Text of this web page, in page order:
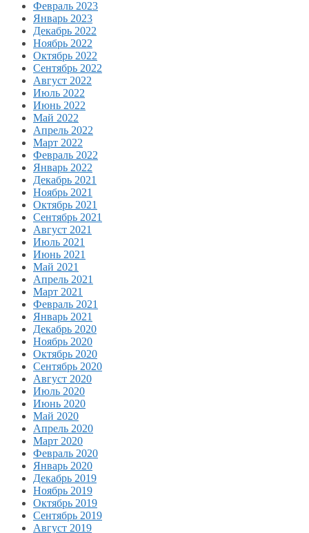
Февраль 2023
Январь 2023
Декабрь 2022
Ноябрь 2022
Октябрь 2022
Сентябрь 2022
Август 2022
Июль 2022
Июнь 2022
Май 2022
Апрель 2022
Март 2022
Февраль 2022
Январь 2022
Декабрь 2021
Ноябрь 2021
Октябрь 2021
Сентябрь 2021
Август 2021
Июль 2021
Июнь 2021
Май 2021
Апрель 2021
Март 2021
Февраль 2021
Январь 2021
Декабрь 2020
Ноябрь 2020
Октябрь 2020
Сентябрь 2020
Август 2020
Июль 2020
Июнь 2020
Май 2020
Апрель 2020
Март 2020
Февраль 2020
Январь 2020
Декабрь 2019
Ноябрь 2019
Октябрь 2019
Сентябрь 2019
Август 2019